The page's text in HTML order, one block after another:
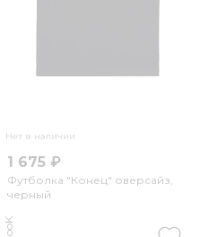
Нет в наличии
1 675 ₽
Футболка "Конец" оверсайз,
черный
HooK